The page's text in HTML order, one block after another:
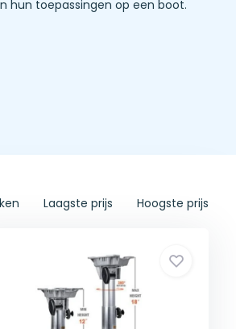
hun toepassingen op een boot.
Laagste prijs Hoogste prijs